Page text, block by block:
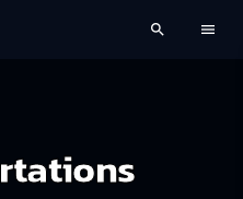
search menu